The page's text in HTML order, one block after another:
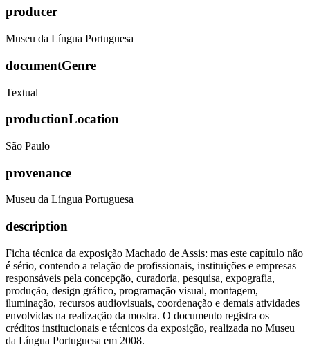
producer
Museu da Língua Portuguesa
documentGenre
Textual
productionLocation
São Paulo
provenance
Museu da Língua Portuguesa
description
Ficha técnica da exposição Machado de Assis: mas este capítulo não
é sério, contendo a relação de profissionais, instituições e empresas
responsáveis pela concepção, curadoria, pesquisa, expografia,
produção, design gráfico, programação visual, montagem,
iluminação, recursos audiovisuais, coordenação e demais atividades
envolvidas na realização da mostra. O documento registra os
créditos institucionais e técnicos da exposição, realizada no Museu
da Língua Portuguesa em 2008.